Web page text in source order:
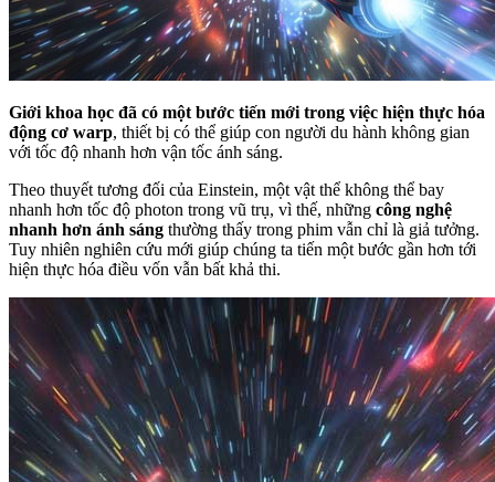
Giới khoa học đã có một bước tiến mới trong việc hiện thực hóa
động cơ warp, thiết bị có thể giúp con người du hành không gian
với tốc độ nhanh hơn vận tốc ánh sáng.
Theo thuyết tương đối của Einstein, một vật thể không thể bay
nhanh hơn tốc độ photon trong vũ trụ, vì thế, những công nghệ
nhanh hơn ánh sáng thường thấy trong phim vẫn chỉ là giả tưởng.
Tuy nhiên nghiên cứu mới giúp chúng ta tiến một bước gần hơn tới
hiện thực hóa điều vốn vẫn bất khả thi.